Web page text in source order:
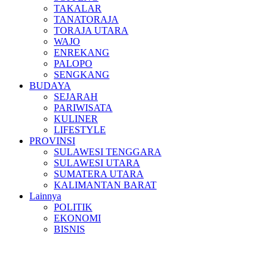
TAKALAR
TANATORAJA
TORAJA UTARA
WAJO
ENREKANG
PALOPO
SENGKANG
BUDAYA
SEJARAH
PARIWISATA
KULINER
LIFESTYLE
PROVINSI
SULAWESI TENGGARA
SULAWESI UTARA
SUMATERA UTARA
KALIMANTAN BARAT
Lainnya
POLITIK
EKONOMI
BISNIS